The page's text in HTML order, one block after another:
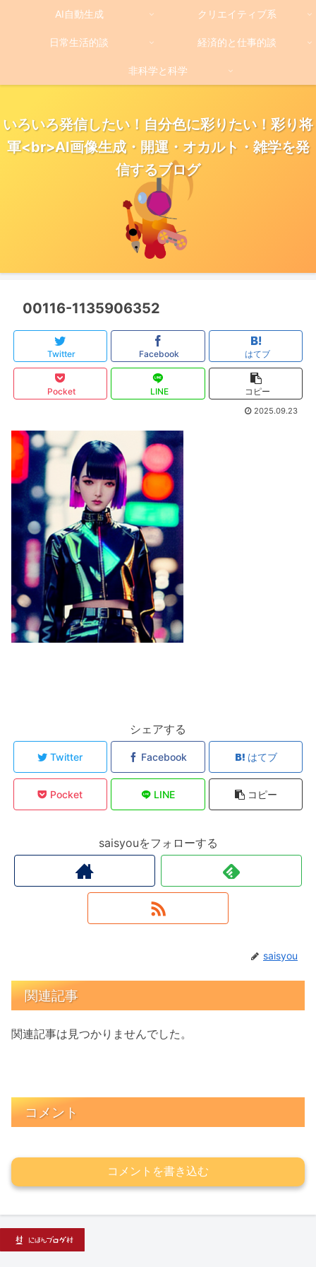
いろいろ発信したい！自分色に彩りたい！彩り将
軍<br>AI画像生成・開運・オカルト・雑学を発
信するブログ
AI自動生成 クリエイティブ系
日常生活的談 経済的と仕事的談
非科学と科学
00116-1135906352
Twitter Facebook はてブ
Pocket LINE コピー
2025.09.23
シェアする
Twitter Facebook はてブ
Pocket LINE コピー
saisyouをフォローする
saisyou
関連記事
関連記事は見つかりませんでした。
コメント
コメントを書き込む